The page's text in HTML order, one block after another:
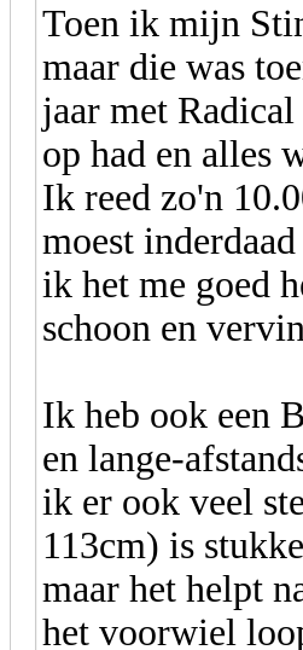
Toen ik mijn
maar die was
jaar met
op had en alles
Ik reed zo'n
moest
ik het me goed
schoon en
Ik heb ook een
en lange-
ik er ook veel
113cm) is
maar het helpt
het voorwiel